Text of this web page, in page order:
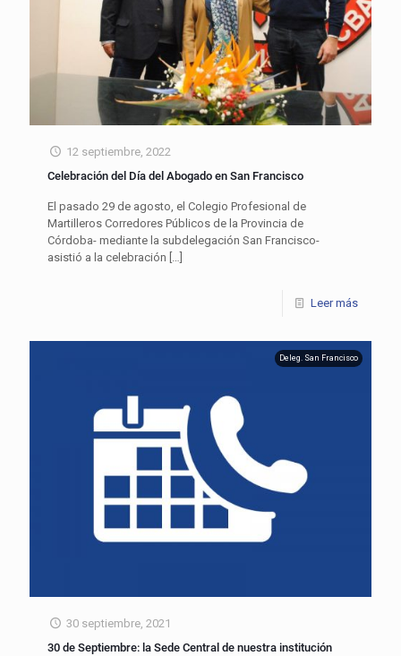
12 septiembre, 2022
Celebración del Día del Abogado en San Francisco
El pasado 29 de agosto, el Colegio Profesional de
Martilleros Corredores Públicos de la Provincia de
Córdoba- mediante la subdelegación San Francisco-
asistió a la celebración
Leer más
30 septiembre, 2021
30 de Septiembre: la Sede Central de nuestra institución
Deleg. San Francisco